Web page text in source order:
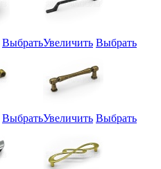
ВыбратьУвеличить Выбрать
ВыбратьУвеличить Выбрать